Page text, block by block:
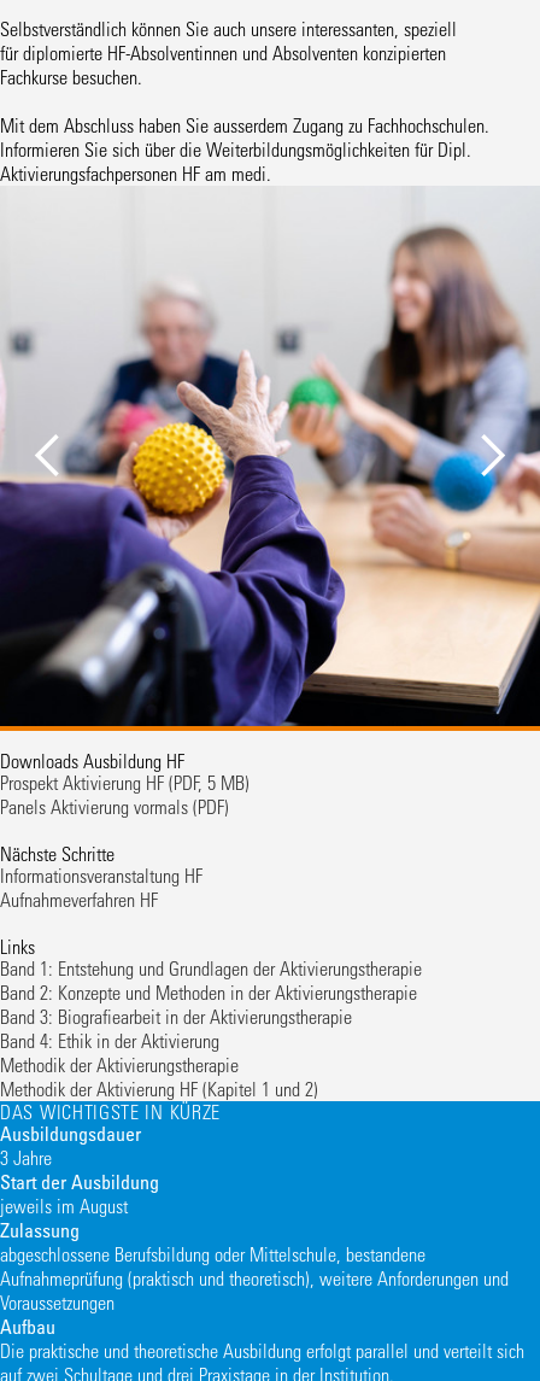
Selbstverständlich können Sie auch unsere interessanten, speziell
fürdiplomierte HF-Absolventinnen und Absolventen konzipierten
Fachkurse besuchen.
Mit dem Abschluss haben Sie ausserdem Zugang zu Fachhochschulen.
Informieren Sie sich über die Weiterbildungsmöglichkeiten für Dipl.
Aktivierungsfachpersonen HF am medi.
Downloads Ausbildung HF
Prospekt Aktivierung HF (PDF, 5 MB)
Panels Aktivierung vormals (PDF)
Nächste Schritte
Informationsveranstaltung HF
Aufnahmeverfahren HF
Links
Band 1: Entstehung und Grundlagen der Aktivierungstherapie
Band 2: Konzepte und Methoden in der Aktivierungstherapie
Band 3: Biografiearbeit in der Aktivierungstherapie
Band 4: Ethik in der Aktivierung
Methodik der Aktivierungstherapie
Methodik der Aktivierung HF (Kapitel 1 und 2)
DAS WICHTIGSTE IN KÜRZE
Ausbildungsdauer
3 Jahre
Start der Ausbildung
jeweils im August
Zulassung
abgeschlossene Berufsbildung oder Mittelschule, bestandene
Aufnahmeprüfung (praktisch und theoretisch), weitere Anforderungen und
Voraussetzungen
Aufbau
Die praktische und theoretische Ausbildung erfolgt parallel und verteilt sich
auf zwei Schultage und drei Praxistage in der Institution.